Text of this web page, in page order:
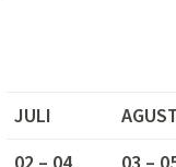
JULI